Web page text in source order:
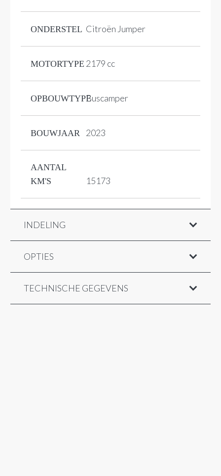
ONDERSTEL Citroën Jumper
MOTORTYPE 2179 cc
OPBOUWTYPEBuscamper
BOUWJAAR 2023
AANTAL
KM'S
15173
INDELING
OPTIES
TECHNISCHE GEGEVENS